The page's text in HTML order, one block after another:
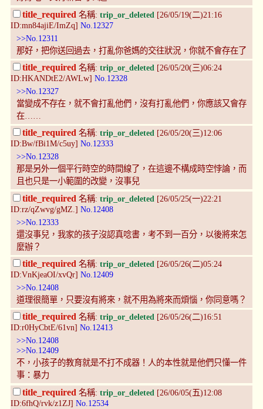
title_required 名稱: trip_or_deleted [26/05/19(二)21:16
ID:mn84ajiE/ImZq] No.12327
>>No.12311
那好，把你送回過去，打亂你爸媽的交往狀況，你就不會存在了
title_required 名稱: trip_or_deleted [26/05/20(三)06:24
ID:HKANDtE2/AWLw] No.12328
>>No.12327
當變成不存在，就不會打亂他們，沒有打亂他們，你應該又會存
在……
title_required 名稱: trip_or_deleted [26/05/20(三)12:06
ID:Bw/fBi1M/c5uy] No.12333
>>No.12328
那是另外一個平行時空的時間線了，在這邊不構成時空悖論，而
且也只是一小範圍的改變，沒事兒
title_required 名稱: trip_or_deleted [26/05/25(一)22:21
ID:rz/qZwvg/gMZ.] No.12408
>>No.12333
還沒事兒，我家的孩子沒認真唸書，考不到一百分，以後將來怎
麼辦？
title_required 名稱: trip_or_deleted [26/05/26(二)05:24
ID:VnKjeaOI/xvQr] No.12409
>>No.12408
道理很簡單，只要沒有將來，就不用為將來而煩惱，你同意嗎？
title_required 名稱: trip_or_deleted [26/05/26(二)16:51
ID:r0HyCbtE/61vn] No.12413
>>No.12408
>>No.12409
不，小孩子的教育就是不打不成器！人的本性就是他們只懂一件
事：暴力
title_required 名稱: trip_or_deleted [26/06/05(五)12:08
ID:6fhQ/rvk/z1ZJ] No.12534